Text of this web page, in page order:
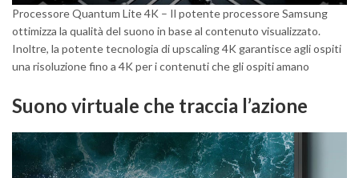
Processore Quantum Lite 4K – Il potente processore Samsung
ottimizza la qualità del suono in base al contenuto visualizzato.
Inoltre, la potente tecnologia di upscaling 4K garantisce agli ospiti
una risoluzione fino a 4K per i contenuti che gli ospiti amano
Suono virtuale che traccia l’azione